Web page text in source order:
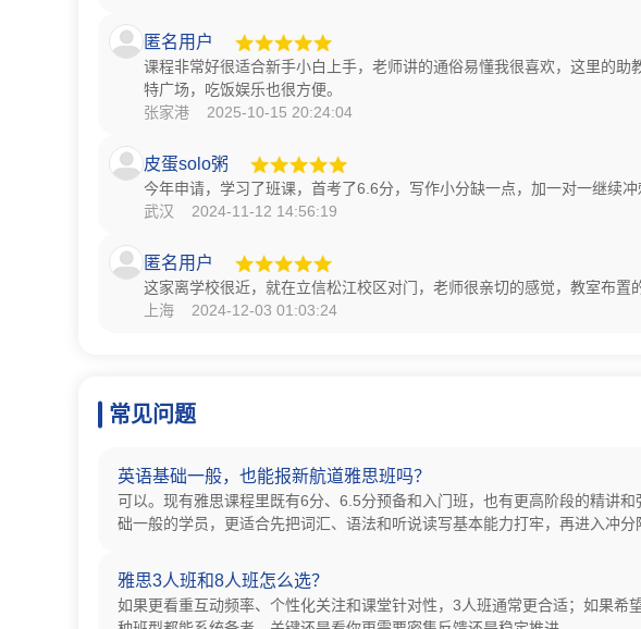
匿名用户
课程非常好很适合新手小白上手，老师讲的通俗易懂我很喜欢，这里的
特广场，吃饭娱乐也很方便。
张家港 2025-10-15 20:24:04
皮蛋solo粥
今年申请，学习了班课，首考了6.6分，写作小分缺一点，加一对一继续
武汉 2024-11-12 14:56:19
匿名用户
这家离学校很近，就在立信松江校区对门，老师很亲切的感觉，教室布置
上海 2024-12-03 01:03:24
常见问题
英语基础一般，也能报新航道雅思班吗？
可以。现有雅思课程里既有6分、6.5分预备和入门班，也有更高阶段的精讲
础一般的学员，更适合先把词汇、语法和听说读写基本能力打牢，再进入冲分
雅思3人班和8人班怎么选？
如果更看重互动频率、个性化关注和课堂针对性，3人班通常更合适；如果希